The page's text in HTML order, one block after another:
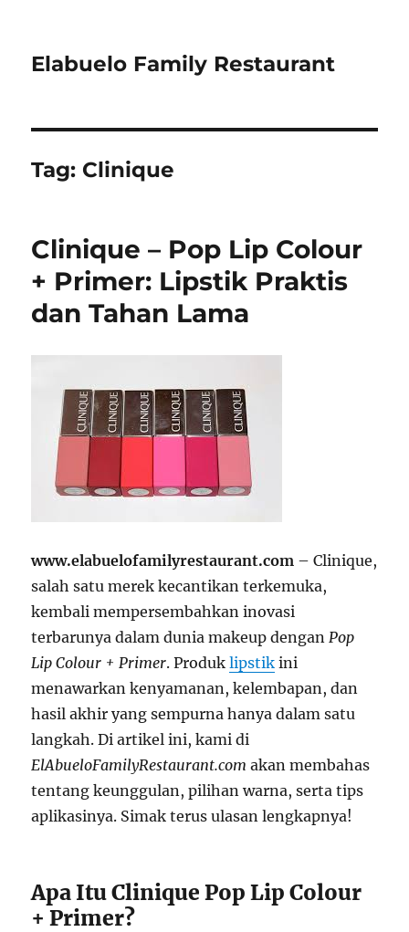
Elabuelo Family Restaurant
Tag: Clinique
Clinique – Pop Lip Colour
+ Primer: Lipstik Praktis
dan Tahan Lama
www.elabuelofamilyrestaurant.com – Clinique,
salah satu merek kecantikan terkemuka,
kembali mempersembahkan inovasi
terbarunya dalam dunia makeup denganPop
Lip Colour + Primer. Produklipstik ini
menawarkan kenyamanan, kelembapan, dan
hasil akhir yang sempurna hanya dalam satu
langkah. Di artikel ini, kami di
ElAbueloFamilyRestaurant.com akan membahas
tentang keunggulan, pilihan warna, serta tips
aplikasinya. Simak terus ulasan lengkapnya!
Apa Itu Clinique Pop Lip Colour
+ Primer?